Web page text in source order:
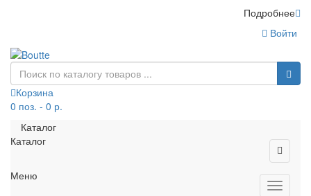
Подробнее
Войти
Корзина
0 поз. - 0 р.
Каталог
Каталог
Меню